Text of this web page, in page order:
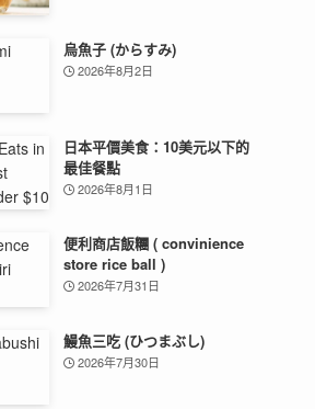
烏魚子 (からすみ)
2026年8月2日
日本平價美食：10美元以下的
最佳餐點
2026年8月1日
便利商店飯糰 ( convinience
store rice ball )
2026年7月31日
鰻魚三吃 (ひつまぶし)
2026年7月30日